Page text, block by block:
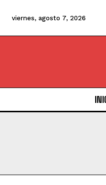
viernes, agosto 7, 2026